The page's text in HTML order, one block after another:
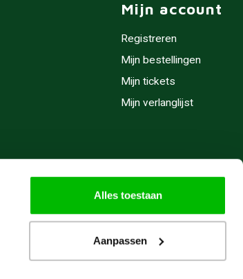
Alles toestaan
Aanpassen
Mijn account
Registreren
Mijn bestellingen
Mijn tickets
Mijn verlanglijst